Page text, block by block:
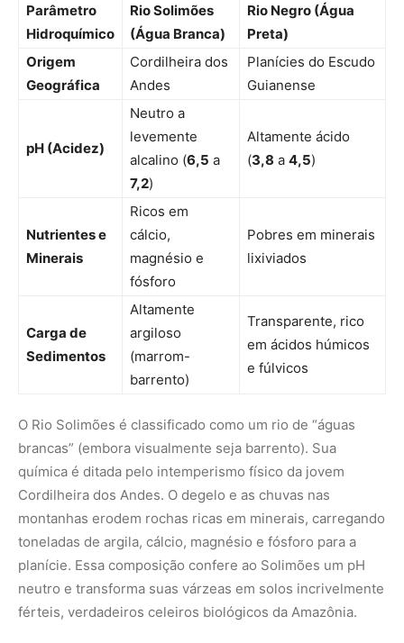
Parâmetro
Hidroquímico
Rio Solimões
(Água Branca)
Rio Negro (Água
Preta)
Origem
Geográfica
Cordilheira dos
Andes
Planícies do Escudo
Guianense
pH (Acidez)
Neutro a
levemente
alcalino (6,5 a
7,2)
Altamente ácido
(3,8 a 4,5)
Nutrientes e
Minerais
Ricos em
cálcio,
magnésio e
fósforo
Pobres em minerais
lixiviados
Carga de
Sedimentos
Altamente
argiloso
(marrom-
barrento)
Transparente, rico
em ácidos húmicos
e fúlvicos
O Rio Solimões é classificado como um rio de “águas
brancas” (embora visualmente seja barrento). Sua
química é ditada pelo intemperismo físico da jovem
Cordilheira dos Andes. O degelo e as chuvas nas
montanhas erodem rochas ricas em minerais, carregando
toneladas de argila, cálcio, magnésio e fósforo para a
planície. Essa composição confere ao Solimões um pH
neutro e transforma suas várzeas em solos incrivelmente
férteis, verdadeiros celeiros biológicos da Amazônia.